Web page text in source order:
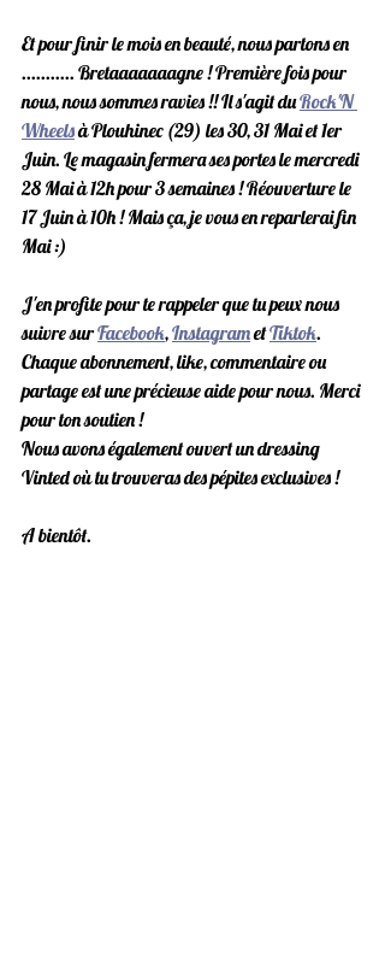
Et pour finir le mois en beauté, nous partons en
........... Bretaaaaaaagne ! Première fois pour
nous, nous sommes ravies !! Il s'agit du Rock'N
Wheels à Plouhinec (29) les 30, 31 Mai et 1er
Juin. Le magasin fermera ses portes le mercredi
28 Mai à 12h pour 3 semaines ! Réouverture le
17 Juin à 10h ! Mais ça, je vous en reparlerai fin
Mai :)
J'en profite pour te rappeler que tu peux nous
suivre sur Facebook, Instagram et Tiktok.
Chaque abonnement, like, commentaire ou
partage est une précieuse aide pour nous. Merci
pour ton soutien !
Nous avons également ouvert un dressing
Vinted où tu trouveras des pépites exclusives !
A bientôt.